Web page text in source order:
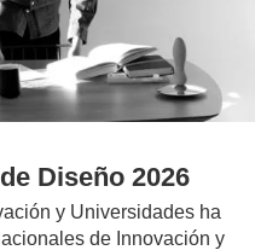
Diseño 2026
y Universidades ha
de Innovación y